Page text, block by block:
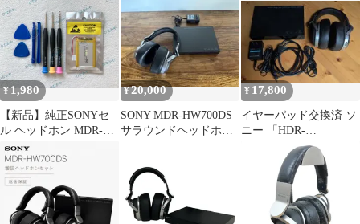
¥1,980
【新品】純正SONYセ
ル ヘッドホン MDR-
HW700DS交換用バッテ
リー 3.7V 1000mAh 1個
¥20,000
SONY MDR-HW700DS
サラウンドヘッドホン
¥ 17,800
イヤーパッド交換済 ソ
ニー 「HDR-
HW700DS」動作品